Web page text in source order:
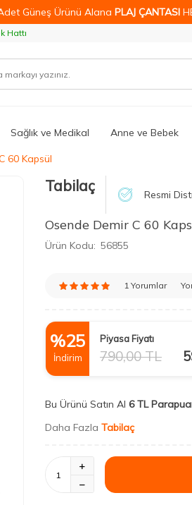
Güneş Ürünü Alana PLAJ ÇANTASI
Hattı
Sağlık ve Medikal Anne ve Bebek
60 Kapsül
Tabilaç Resmi
Osende Demir C 60
Ürün Kodu: 56855
1 Yorumlar
%25
İndirim
Piyasa Fiyatı
790,00TL
Bu Ürünü Satın Al 6 TL
Daha Fazla Tabilaç